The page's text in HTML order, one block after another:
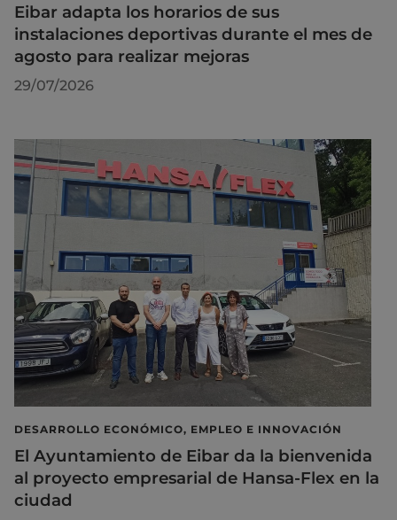
Eibar adapta los horarios de sus
instalaciones deportivas durante el mes de
agosto para realizar mejoras
29/07/2026
DESARROLLO ECONÓMICO, EMPLEO E INNOVACIÓN
El Ayuntamiento de Eibar da la bienvenida
al proyecto empresarial de Hansa-Flex en la
ciudad